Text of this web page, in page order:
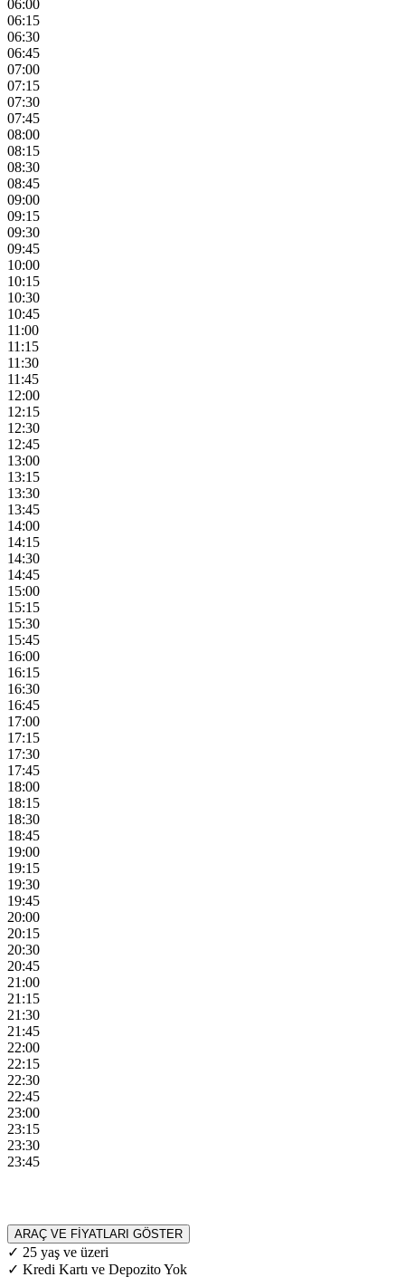
06:00
06:15
06:30
06:45
07:00
07:15
07:30
07:45
08:00
08:15
08:30
08:45
09:00
09:15
09:30
09:45
10:00
10:15
10:30
10:45
11:00
11:15
11:30
11:45
12:00
12:15
12:30
12:45
13:00
13:15
13:30
13:45
14:00
14:15
14:30
14:45
15:00
15:15
15:30
15:45
16:00
16:15
16:30
16:45
17:00
17:15
17:30
17:45
18:00
18:15
18:30
18:45
19:00
19:15
19:30
19:45
20:00
20:15
20:30
20:45
21:00
21:15
21:30
21:45
22:00
22:15
22:30
22:45
23:00
23:15
23:30
23:45
ARAÇ VE FİYATLARI GÖSTER
✓ 25 yaş ve üzeri
✓ Kredi Kartı ve Depozito Yok